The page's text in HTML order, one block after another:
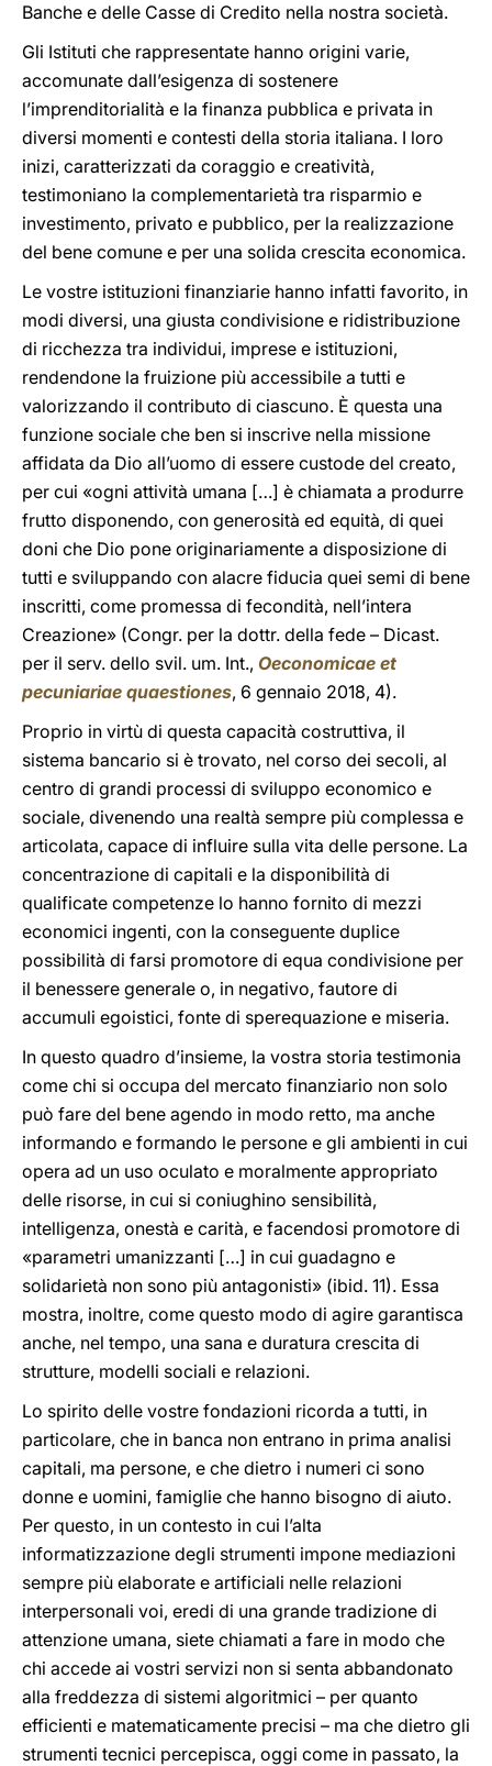
Banche e delle Casse di Credito nella nostra società.
Gli Istituti che rappresentate hanno origini varie,
accomunate dall’esigenza di sostenere
l’imprenditorialità e la finanza pubblica e privata in
diversi momenti e contesti della storia italiana. I loro
inizi, caratterizzati da coraggio e creatività,
testimoniano la complementarietà tra risparmio e
investimento, privato e pubblico, per la realizzazione
del bene comune e per una solida crescita economica.
Le vostre istituzioni finanziarie hanno infatti favorito, in
modi diversi, una giusta condivisione e ridistribuzione
di ricchezza tra individui, imprese e istituzioni,
rendendone la fruizione più accessibile a tutti e
valorizzando il contributo di ciascuno. È questa una
funzione sociale che ben si inscrive nella missione
affidata da Dio all’uomo di essere custode del creato,
per cui «ogni attività umana […] è chiamata a produrre
frutto disponendo, con generosità ed equità, di quei
doni che Dio pone originariamente a disposizione di
tutti e sviluppando con alacre fiducia quei semi di bene
inscritti, come promessa di fecondità, nell’intera
Creazione» (Congr. per la dottr. della fede – Dicast.
per il serv. dello svil. um. Int., Oeconomicae et
pecuniariae quaestiones, 6 gennaio 2018, 4).
Proprio in virtù di questa capacità costruttiva, il
sistema bancario si è trovato, nel corso dei secoli, al
centro di grandi processi di sviluppo economico e
sociale, divenendo una realtà sempre più complessa e
articolata, capace di influire sulla vita delle persone. La
concentrazione di capitali e la disponibilità di
qualificate competenze lo hanno fornito di mezzi
economici ingenti, con la conseguente duplice
possibilità di farsi promotore di equa condivisione per
il benessere generale o, in negativo, fautore di
accumuli egoistici, fonte di sperequazione e miseria.
In questo quadro d’insieme, la vostra storia testimonia
come chi si occupa del mercato finanziario non solo
può fare del bene agendo in modo retto, ma anche
informando e formando le persone e gli ambienti in cui
opera ad un uso oculato e moralmente appropriato
delle risorse, in cui si coniughino sensibilità,
intelligenza, onestà e carità, e facendosi promotore di
«parametri umanizzanti […] in cui guadagno e
solidarietà non sono più antagonisti» (ibid. 11). Essa
mostra, inoltre, come questo modo di agire garantisca
anche, nel tempo, una sana e duratura crescita di
strutture, modelli sociali e relazioni.
Lo spirito delle vostre fondazioni ricorda a tutti, in
particolare, che in banca non entrano in prima analisi
capitali, ma persone, e che dietro i numeri ci sono
donne e uomini, famiglie che hanno bisogno di aiuto.
Per questo, in un contesto in cui l’alta
informatizzazione degli strumenti impone mediazioni
sempre più elaborate e artificiali nelle relazioni
interpersonali voi, eredi di una grande tradizione di
attenzione umana, siete chiamati a fare in modo che
chi accede ai vostri servizi non si senta abbandonato
alla freddezza di sistemi algoritmici – per quanto
efficienti e matematicamente precisi – ma che dietro gli
strumenti tecnici percepisca, oggi come in passato, la